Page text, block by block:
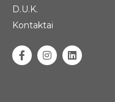
D.U.K.
Kontaktai